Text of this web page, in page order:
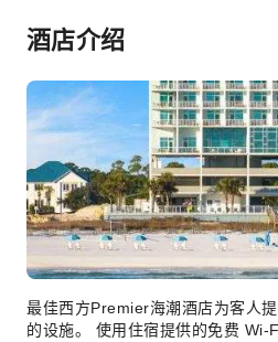
急救包
灭火器
烟雾报警器
无障碍设施服务
无障碍通道
酒店介绍
最佳西方Premier海潮酒店为客人
的设施。 使用住宿提供的免费 Wi-